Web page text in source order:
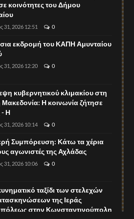
κοινότητες του Δήμου
31, 2026 12:51 0
εκδρομή του ΚΑΠΗ Αμυνταίου
31, 2026 12:20 0
κυβερνητικού κλιμακίου στη
Μακεδονία: Η κοινωνία ζήτησε
- Η
31, 2026 10:14 0
Συμπόρευση: Κάτω τα χέρια
αγωνιστές της Αχλάδας
31, 2026 10:06 0
ταξίδι των στελεχών
της Ιεράς
στην Κωνσταντινούπολη